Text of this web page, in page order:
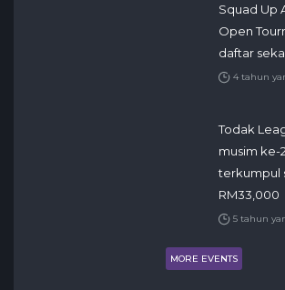
Squad Up
Open
daftar
4 tahun
Todak
musim ke-
terkumpul
RM33,000
5 tahun
MORE EVENTS